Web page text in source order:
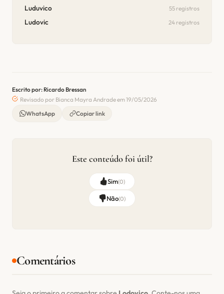
Luduvico 55 registros
Ludovic 24 registros
Escrito por: Ricardo Bressan
Revisado por Bianca Mayra Andrade em 19/05/2026
WhatsApp
Copiar link
Este conteúdo foi útil?
Sim(0)
Não(0)
Comentários